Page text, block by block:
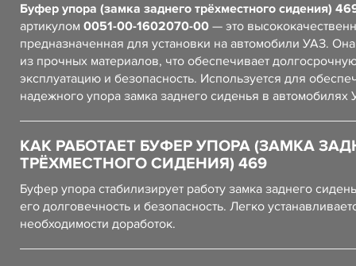
Буфер упора (замка заднего трёхместного сидения)
артикулом 0051-00-1602070-00 — это
предназначенная для установки на автомобили УАЗ.
из прочных материалов, что обеспечивает
эксплуатацию и безопасность. Используется для
надежного упора замка заднего сиденья в автомобилях
КАК РАБОТАЕТ БУФЕР УПОРА (ЗАМКА
ТРЁХМЕСТНОГО СИДЕНИЯ) 469
Буфер упора стабилизирует работу замка заднего
его долговечность и безопасность. Легко
необходимости доработок.